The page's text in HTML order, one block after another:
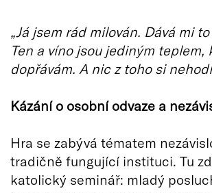
„Já jsem rád milován. Dává mi
Ten a víno jsou jediným teplem,
dopřávám. A nic z toho si
Kázání o osobní odvaze a
Hra se zabývá tématem
tradičně fungující instituci. Tu
katolický seminář: mladý